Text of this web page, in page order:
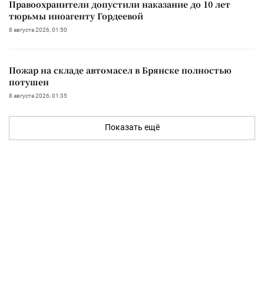
Правоохранители допустили наказание до 10 лет
тюрьмы иноагенту Гордеевой
8 августа 2026, 01:50
Пожар на складе автомасел в Брянске полностью
потушен
8 августа 2026, 01:35
Показать ещё